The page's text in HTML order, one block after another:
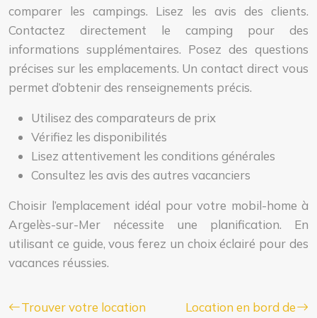
comparer les campings. Lisez les avis des clients.
Contactez directement le camping pour des
informations supplémentaires. Posez des questions
précises sur les emplacements. Un contact direct vous
permet d’obtenir des renseignements précis.
Utilisez des comparateurs de prix
Vérifiez les disponibilités
Lisez attentivement les conditions générales
Consultez les avis des autres vacanciers
Choisir l’emplacement idéal pour votre mobil-home à
Argelès-sur-Mer nécessite une planification. En
utilisant ce guide, vous ferez un choix éclairé pour des
vacances réussies.
Trouver votre location
Location en bord de